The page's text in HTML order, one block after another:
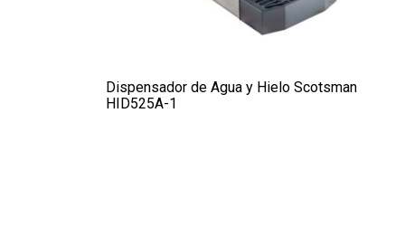
Dispensador de Agua y Hielo Scotsman
HID525A-1